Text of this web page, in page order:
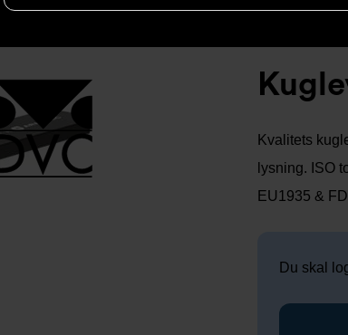
Kvalitets
lysning. ISO
EU1935 &
Du skal